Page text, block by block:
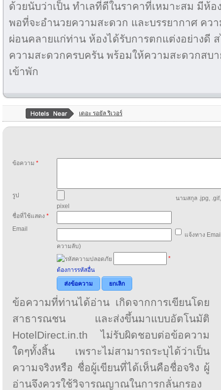
ด้วยนับว่าเป็น ทำเลที่ดีในราคาที่เหมาะสม มีห้อ
พอที่จะอำนวยความสะดวก และบรรยากาศ คว
ผ่อนคลายแก่ท่าน ห้องได้รับการตกแต่งอย่างดี
ความสะดวกครบครัน พร้อมให้ความสะดวกสบ
เข้าพัก
เดอะ รอยัล ริเวอร์
ข้อความ *
รูป
นามสกุล .jpg,
pixel
ชื่อที่ใช้แสดง *
Email
แจ้งทาง
ความลับ)
*
ต้องการรหัสอื่น
ส่งข้อความ
ยกเลิก
ข้อความที่ท่านได้อ่าน เกิดจากการเขียนโดย
สาธารณชน และส่งขึ้นมาแบบอัตโนมัติ
HotelDirect.in.th ไม่รับผิดชอบต่อข้อความ
ใดๆทั้งสิ้น เพราะไม่สามารถระบุได้ว่าเป็น
ความจริงหรือ ชื่อผู้เขียนที่ได้เห็นคือชื่อจริง ผู้
อ่านจึงควรใช้วิจารณญาณในการกลั่นกรอง